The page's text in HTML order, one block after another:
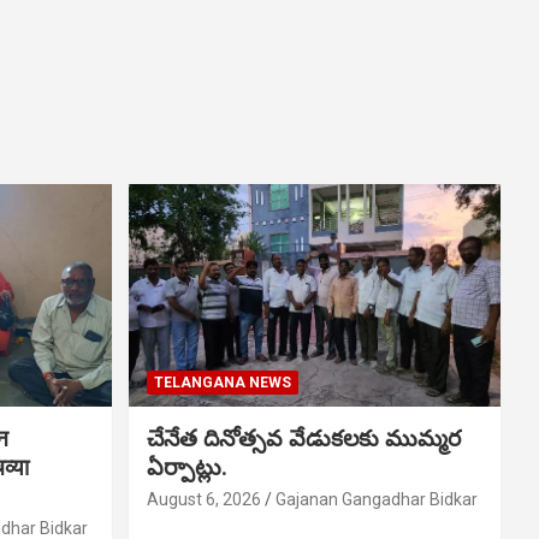
Bidkar
TELANGANA NEWS
చేనేత దినోత్సవ వేడుకలకు ముమ్మర
ఏర్పాట్లు.
August 6, 2026 Gajanan Gangadhar Bidkar